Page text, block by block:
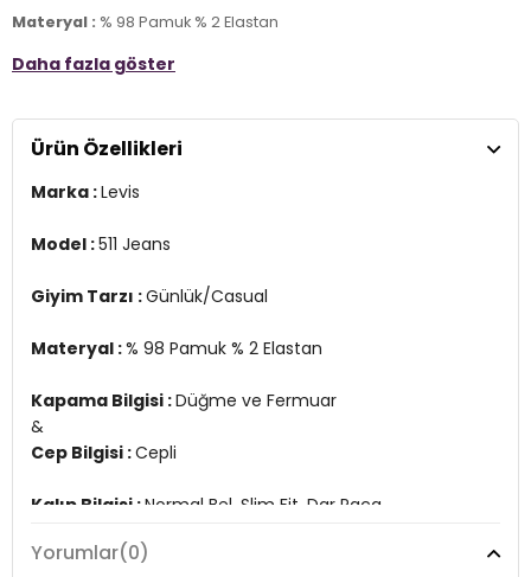
Materyal : % 98 Pamuk % 2 Elastan
Kapama Bilgisi :Düğme ve Fermuar
Kalıp Bilgisi :Normal Bel, Slim Fit, Dar Paça
Manken Ölçüsü :
3DE1A20810028.07
Daha fazla göster
Ürün Özellikleri
Marka :Levis
Model :511 Jeans
Giyim Tarzı :Günlük/Casual
Materyal :% 98 Pamuk % 2 Elastan
Kapama Bilgisi :Düğme ve Fermuar
&
Cep Bilgisi :Cepli
Kalıp Bilgisi :Normal Bel, Slim Fit, Dar Paça
Manken Ölçüsü :
Yorumlar(0)